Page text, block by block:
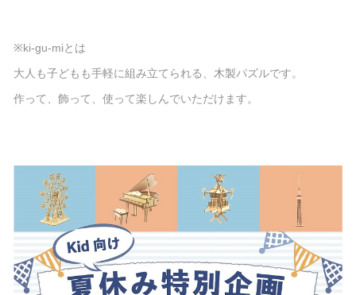
※ki-gu-miとは
大人も子どもも手軽に組み立てられる、木製パズルです。
作って、飾って、使って楽しんでいただけます。